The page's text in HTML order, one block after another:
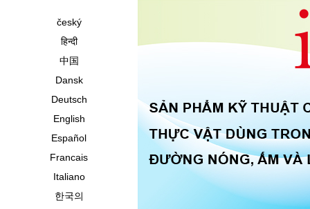
český
हिन्दी
中国
Dansk
Deutsch
English
Español
Francais
Italiano
한국의